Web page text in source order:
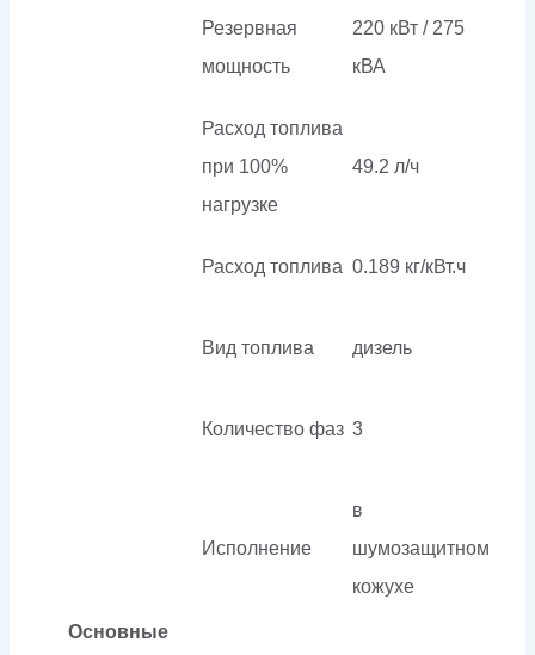
Основные
Резервная
мощность
220 кВт / 275
кВА
Расход топлива
при 100%
нагрузке
49.2 л/ч
Расход топлива 0.189 кг/кВт.ч
Вид топлива дизель
Количество фаз 3
Исполнение
в
шумозащитном
кожухе